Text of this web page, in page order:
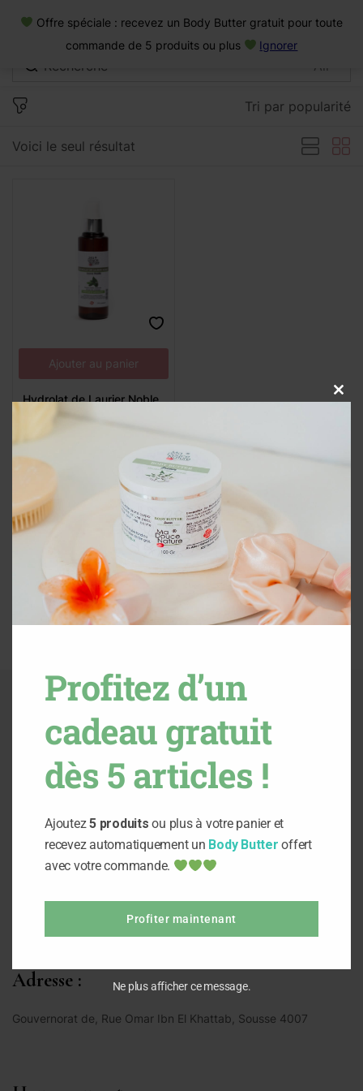
Voici le seul résultat
Tri par popularité
Ajouter au panier
Hydrolat de Laurier Noble
د.ت8,000
Vu récemment
Vous n'avez consulté aucun produit récemment.
Contact Us
Si vous avez des questions veuillez nous les envoyer vers :
contact@madoucenature.tn
APPELEZ NOUS
Adresse :
Gouvernorat de, Rue Omar Ibn El Khattab, Sousse 4007
Close
Profitez d’un
cadeau gratuit
dès 5 articles !
Ajoutez5 produits ou plus à votre panier et
recevez automatiquement un Body Butter offert
avec votre commande.
Profiter maintenant
Ne plus afficher ce message.
Offre spéciale : recevez un Body Butter gratuit pour toute
commande de 5 produits ou plus
Ignorer
Connexion
Se connecter avec